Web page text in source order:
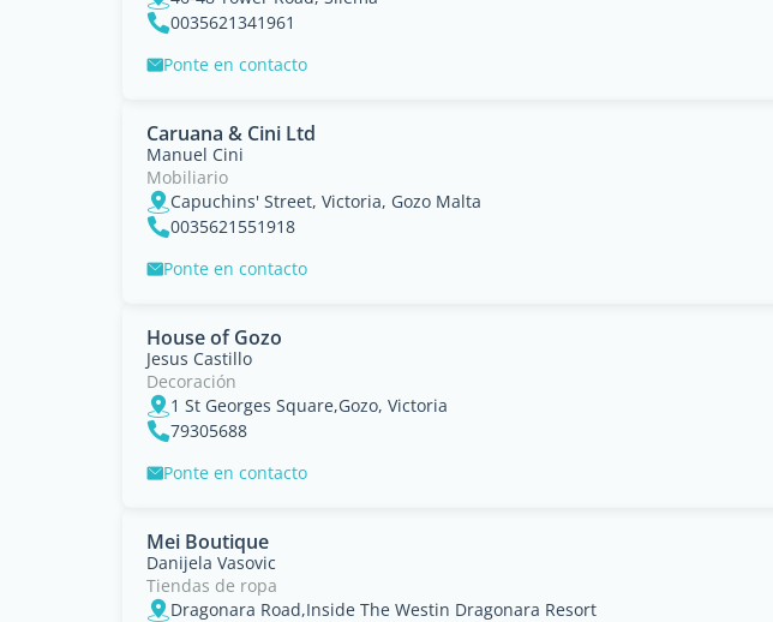
0035621341961
Ponte en contacto
Caruana & Cini Ltd
Manuel Cini
Mobiliario
Capuchins' Street, Victoria, Gozo Malta
0035621551918
Ponte en contacto
House of Gozo
Jesus Castillo
Decoración
1 St Georges Square,Gozo, Victoria
79305688
Ponte en contacto
Mei Boutique
Danijela Vasovic
Tiendas de ropa
Dragonara Road,Inside The Westin Dragonara Resort